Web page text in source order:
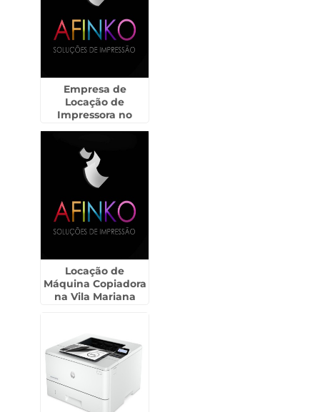
Empresa de
Locação de
Impressora no
Locação de
Máquina Copiadora
na Vila Mariana